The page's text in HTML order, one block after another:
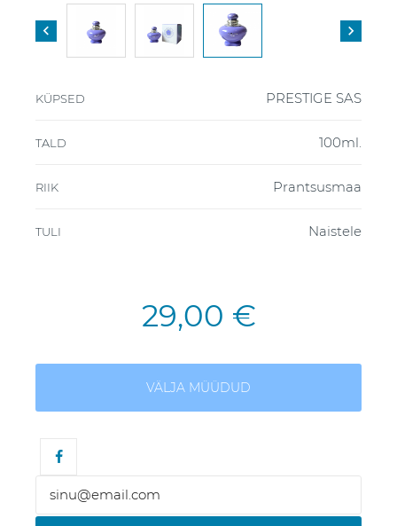
 
KÜPSED PRESTIGE SAS
TALD 100ml.
RIIK Prantsusmaa
TULI Naistele
29,00 €
VÄLJA MÜÜDUD